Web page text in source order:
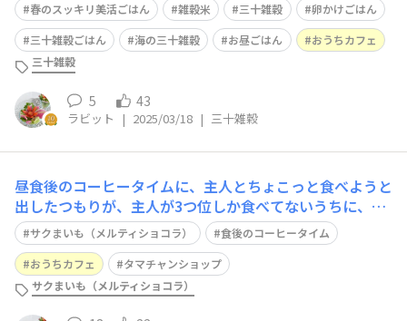
春のスッキリ美活ごはん 雑穀米 三十雑穀
卵かけごはん
三十雑穀ごはん
海の三十雑穀 お昼ごはん
おうちカフェ
三十雑穀
5 43
ラビット | 2025/03/18 | 三十雑穀
昼食後のコーヒータイムに、主人とちょこっと食べようと
出したつもりが、主人が3つ位しか食べてないうちに、私
1人で全部食べちゃいました😅 サクッとしたサクまいも
に、濃厚なカカオがとても美味しくて、いも好き🍠チョコ
好き🍫には、たまりませんね😋💓
サクまいも（メルティショコラ）
食後のコーヒータイム
おうちカフェ
タマチャンショップ
サクまいも（メルティショコラ）